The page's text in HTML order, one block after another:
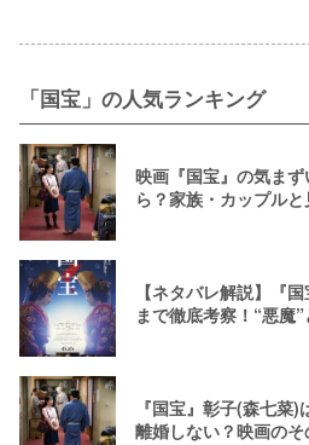
「国宝」の人気ランキング
映画『国宝』の気ま
ら？家族・カップル
【ネタバレ解説】『
まで徹底考察！“悪魔
『国宝』彰子(森七菜
離婚しない？映画のそ